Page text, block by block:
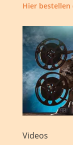
Hier bestellen
Videos